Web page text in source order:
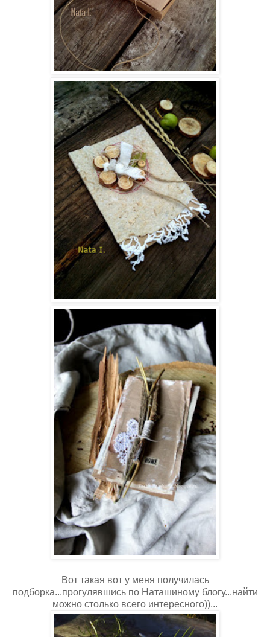
Вот такая вот у меня получилась
подборка...прогулявшись по Наташиному блогу...найти
можно столько всего интересного))...